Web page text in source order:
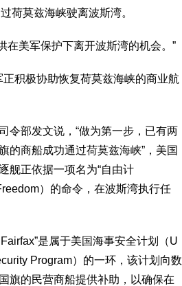
荷莫兹海峡驶离波斯湾。
美军保护下离开波斯湾的机会。”
积极协助恢复荷莫兹海峡的商业航
部发文说，“做为第一步，已有两
的商船成功通过荷莫兹海峡”，美国
舰正依据一项名为“自由计
）的命令，在波斯湾执行任
是属于美国海事安全计划（U
Program）的一环，该计划向数
旗的民营商船提供补助，以确保在